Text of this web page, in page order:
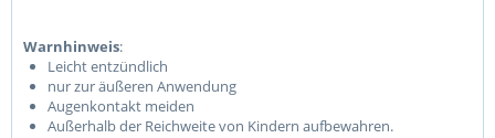
Warnhinweis:
Leicht entzündlich
nur zur äußeren Anwendung
Augenkontakt meiden
Außerhalb der Reichweite von Kindern aufbewahren.